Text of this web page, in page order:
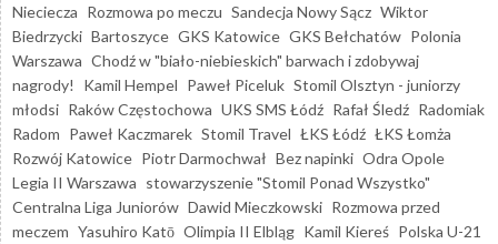
Nieciecza Rozmowa po meczu Sandecja Nowy Sącz Wiktor
Biedrzycki Bartoszyce GKS Katowice GKS Bełchatów Polonia
Warszawa Chodź w "biało-niebieskich" barwach i zdobywaj
nagrody!
Kamil Hempel Paweł Piceluk Stomil Olsztyn - juniorzy
młodsi Raków Częstochowa UKS SMS Łódź Rafał Śledź Radomiak
Radom Paweł Kaczmarek Stomil Travel ŁKS Łódź ŁKS Łomża
Rozwój Katowice Piotr Darmochwał Bez napinki Odra Opole
Legia II Warszawa stowarzyszenie "Stomil Ponad Wszystko"
Centralna Liga Juniorów Dawid Mieczkowski Rozmowa przed
meczem Yasuhiro Katō Olimpia II Elbląg Kamil Kiereś Polska U-21